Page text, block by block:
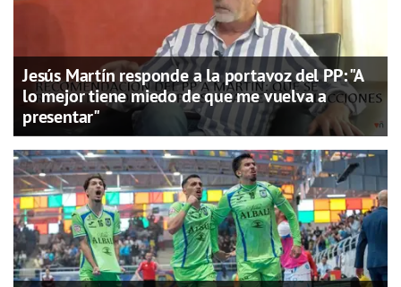
Jesús Martín responde a la portavoz del PP: "A
lo mejor tiene miedo de que me vuelva a
presentar"